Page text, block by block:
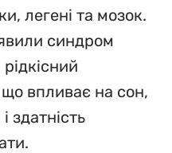
легені та мозок.
синдром
впливає на сон,
здатність